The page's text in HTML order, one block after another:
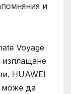
и
Voyage
изплащане
HUAWEI
може да